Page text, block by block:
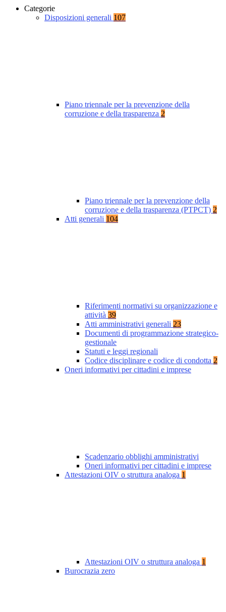
Categorie
Disposizioni generali 107
Piano triennale per la prevenzione della
corruzione e della trasparenza 2
Piano triennale per la prevenzione della
corruzione e della trasparenza (PTPCT) 2
Atti generali 104
Riferimenti normativi su organizzazione e
attività 39
Atti amministrativi generali 23
Documenti di programmazione strategico-
gestionale
Statuti e leggi regionali
Codice disciplinare e codice di condotta 2
Oneri informativi per cittadini e imprese
Scadenzario obblighi amministrativi
Oneri informativi per cittadini e imprese
Attestazioni OIV o struttura analoga 1
Attestazioni OIV o struttura analoga 1
Burocrazia zero